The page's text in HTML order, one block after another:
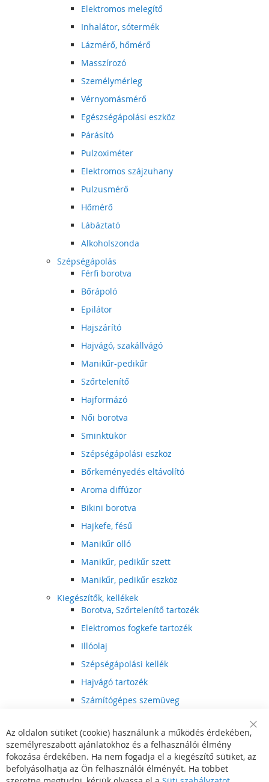
Elektromos melegítő
Inhalátor, sótermék
Lázmérő, hőmérő
Masszírozó
Személymérleg
Vérnyomásmérő
Egészségápolási eszköz
Párásító
Pulzoximéter
Elektromos szájzuhany
Pulzusmérő
Hőmérő
Lábáztató
Alkoholszonda
Szépségápolás
Férfi borotva
Bőrápoló
Epilátor
Hajszárító
Hajvágó, szakállvágó
Manikűr-pedikűr
Szőrtelenítő
Hajformázó
Női borotva
Sminktükör
Szépségápolási eszköz
Bőrkeményedés eltávolító
Aroma diffúzor
Bikini borotva
Hajkefe, fésű
Manikűr olló
Manikűr, pedikűr szett
Manikűr, pedikűr eszköz
Kiegészítők, kellékek
Borotva, Szőrtelenítő tartozék
Elektromos fogkefe tartozék
Illóolaj
Szépségápolási kellék
Hajvágó tartozék
Számítógépes szemüveg
Hajvágó kiegészítő
Szórakoztató elektronika
Multimédia
DVD, BluRay lejátszó
Bar
Az oldalon sütiket (cookie) használunk a működés érdekében,
személyreszabott ajánlatokhoz és a felhasználói élmény
fokozása érdekében. Ha nem fogadja el a kiegészítő sütiket, az
befolyásolhatja az Ön felhasználói élményét. Ha többet